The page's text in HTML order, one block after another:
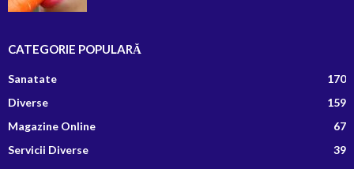
CATEGORIE POPULARĂ
Sanatate
170
Diverse
159
Magazine Online
67
Servicii Diverse
39